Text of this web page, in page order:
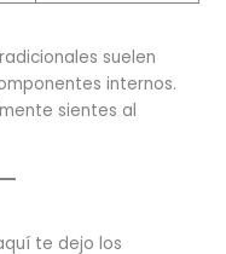
suelen
internos.
sientes al
te dejo los